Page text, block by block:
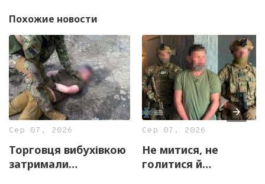
Похожие новости
Сер 07, 2026
Торговця вибухівкою
затримали
Сер 07, 2026
Не митися, не
голитися й